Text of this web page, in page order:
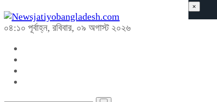
০৪:১০ পূর্বাহ্ন, রবিবার, ০৯ অগাস্ট ২০২৬
×